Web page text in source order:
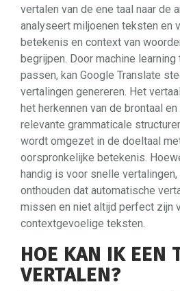
vertalen van de ene taal naar de
analyseert miljoenen teksten en
betekenis en context van
begrijpen. Door machine
passen, kan Google Translate
vertalingen genereren. Het
het herkennen van de brontaal
relevante grammaticale
wordt omgezet in de doeltaal
oorspronkelijke betekenis.
handig is voor snelle
onthouden dat automatische
missen en niet altijd perfect zijn
contextgevoelige teksten.
HOE KAN IK EEN
VERTALEN?